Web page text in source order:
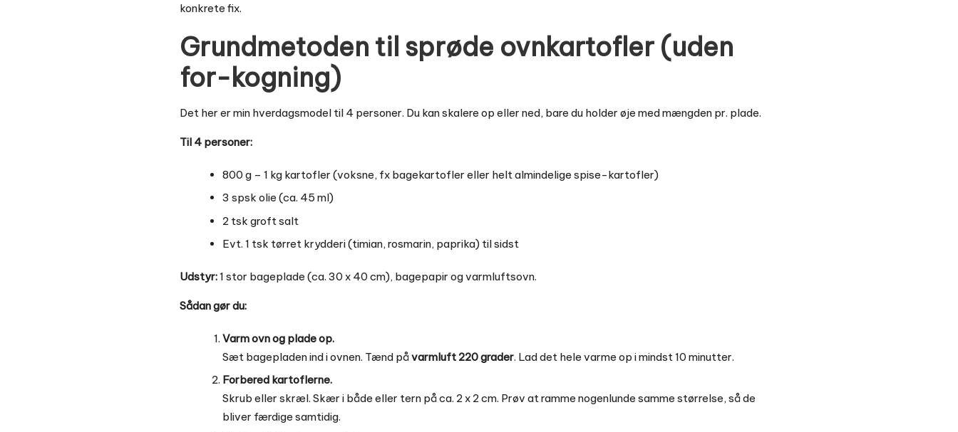
konkrete fix.
Grundmetoden til sprøde ovnkartofler (uden
for-kogning)
Det her er min hverdagsmodel til 4 personer. Du kan skalere op eller ned, bare du holder øje med mængden pr. plade.
Til 4 personer:
800 g – 1 kg kartofler (voksne, fx bagekartofler eller helt almindelige spise-kartofler)
3 spsk olie (ca. 45 ml)
2 tsk groft salt
Evt. 1 tsk tørret krydderi (timian, rosmarin, paprika) til sidst
Udstyr:1 stor bageplade (ca. 30 x 40 cm), bagepapir og varmluftsovn.
Sådan gør du:
Varm ovn og plade op.
Sæt bagepladen ind i ovnen. Tænd påvarmluft 220 grader. Lad det hele varme op i mindst 10 minutter.
Forbered kartoflerne.
Skrub eller skræl. Skær i både eller tern på ca. 2 x 2 cm. Prøv at ramme nogenlunde samme størrelse, så de
bliver færdige samtidig.